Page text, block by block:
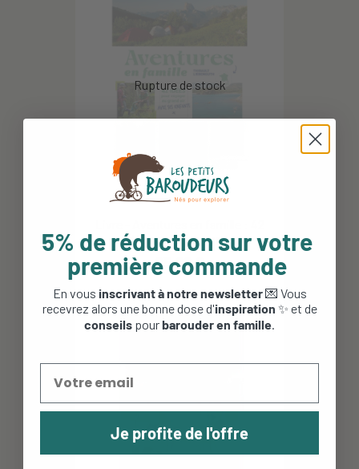
idées pour voyager...
25,00 €
5% de réduction sur votre
première commande
En vous inscrivant à notre newsletter💌 Vous
recevrez alors une bonne dose d'inspiration ✨ et de
conseils pourbarouder en famille
Je profite de l'offre